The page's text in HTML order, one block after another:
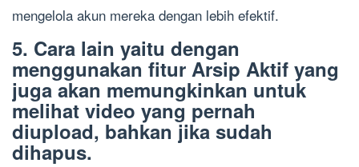
mengelola akun mereka dengan lebih efektif.
5. Cara lain yaitu dengan
menggunakan fitur Arsip Aktif yang
juga akan memungkinkan untuk
melihat video yang pernah
diupload, bahkan jika sudah
dihapus.